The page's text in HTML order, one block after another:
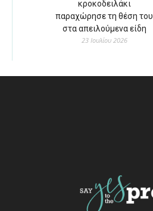
κροκοδειλάκι
παραχώρησε τη θέση του
στα απειλούμενα είδη
23 Ιουλίου 2026